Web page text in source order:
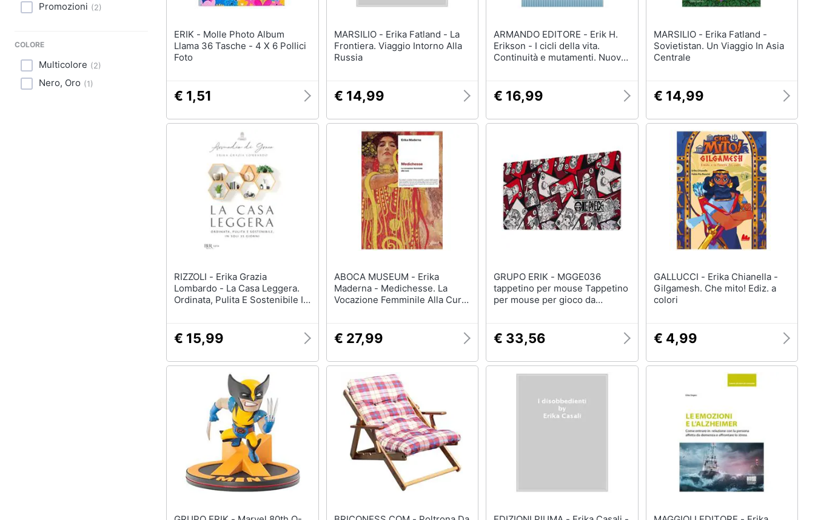
Animali
Libri, cd e dvd
Promozioni (2)
COLORE
Multicolore (2)
Nero, Oro (1)
ERIK - Molle Photo Album
Llama 36 Tasche - 4 X 6 Pollici
Foto
€ 1,51
MARSILIO - Erika Fatland - La
Frontiera. Viaggio Intorno Alla
Russia
€ 14,99
ARMANDO EDITORE - Erik H.
Erikson - I cicli della vita.
Continuità e mutamenti. Nuova
€ 16,99
MARSILIO - Erika Fatland -
Sovietistan. Un Viaggio In Asia
Centrale
€ 14,99
RIZZOLI - Erika Grazia
Lombardo - La Casa Leggera.
Ordinata, Pulita E Sostenibile In
€ 15,99
ABOCA MUSEUM - Erika
Maderna - Medichesse. La
Vocazione Femminile Alla Cura.
€ 27,99
GRUPO ERIK - MGGE036
tappetino per mouse Tappetino
per mouse per gioco da
€ 33,56
GALLUCCI - Erika Chianella -
Gilgamesh. Che mito! Ediz. a
colori
€ 4,99